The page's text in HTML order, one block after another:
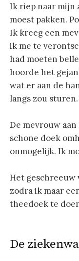
Ik riep naar mijn
moest pakken.
Ik kreeg een
ik me te
had moeten
hoorde het
wat er aan de
langs zou
De mevrouw
schone doek
onmogelijk. Ik
Het
zodra ik maar
theedoek te
De